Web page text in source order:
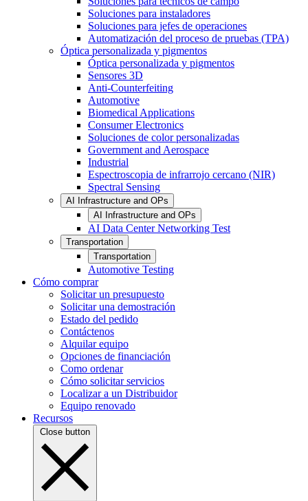
Soluciones para instaladores
Soluciones para jefes de operaciones
Automatización del proceso de pruebas (TPA)
Óptica personalizada y pigmentos
Óptica personalizada y pigmentos
Sensores 3D
Anti-Counterfeiting
Automotive
Biomedical Applications
Consumer Electronics
Soluciones de color personalizadas
Government and Aerospace
Industrial
Espectroscopia de infrarrojo cercano (NIR)
Spectral Sensing
AI Infrastructure and OPs
AI Infrastructure and OPs
AI Data Center Networking Test
Transportation
Transportation
Automotive Testing
Cómo comprar
Solicitar un presupuesto
Solicitar una demostración
Estado del pedido
Contáctenos
Alquilar equipo
Opciones de financiación
Como ordenar
Cómo solicitar servicios
Localizar a un Distribuidor
Equipo renovado
Recursos
Close button